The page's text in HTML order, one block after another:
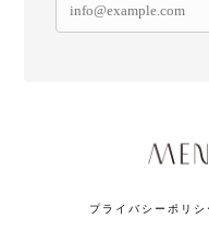
プライバシーポリシ